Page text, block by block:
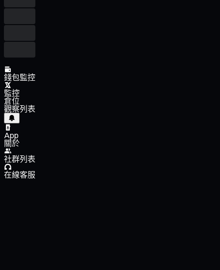
錢包監控
監控
倉位
觀察列表
App
關於
社群列表
在線客服